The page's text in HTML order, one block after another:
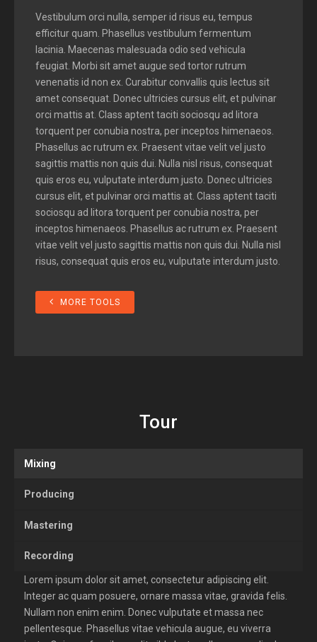
Vestibulum orci nulla, semper id risus eu, tempus
efficitur quam. Phasellus vestibulum fermentum
lacinia. Maecenas malesuada odio sed vehicula
feugiat. Morbi sit amet augue sed tortor rutrum
venenatis id non ex. Curabitur convallis quis lectus sit
amet consequat. Donec ultricies cursus elit, et pulvinar
orci mattis at. Class aptent taciti sociosqu ad litora
torquent per conubia nostra, per inceptos himenaeos.
Phasellus ac rutrum ex. Praesent vitae velit vel justo
sagittis mattis non quis dui. Nulla nisl risus, consequat
quis eros eu, vulputate interdum justo. Donec ultricies
cursus elit, et pulvinar orci mattis at. Class aptent taciti
sociosqu ad litora torquent per conubia nostra, per
inceptos himenaeos. Phasellus ac rutrum ex. Praesent
vitae velit vel justo sagittis mattis non quis dui. Nulla nisl
risus, consequat quis eros eu, vulputate interdum justo.
MORE TOOLS
Tour
Mixing
Producing
Mastering
Recording
Lorem ipsum dolor sit amet, consectetur adipiscing elit.
Integer ac quam posuere, ornare massa vitae, gravida felis.
Nullam non enim enim. Donec vulputate et massa nec
pellentesque. Phasellus vitae vehicula augue, eu viverra